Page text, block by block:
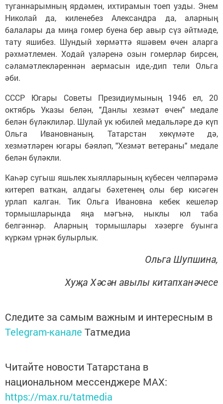
туганнарымның ярдәмен, ихтирамын тоеп узды. Энем
Николай да, киленебез Александра да, аларның
балалары да миңа гомер буена бер авыр сүз әйтмәде,
тату яшибез. Шундый хөрмәттә яшәвем өчен аларга
рәхмәтлемен. Ходай үзләренә озын гомерләр бирсен,
сәламәтлекләреннән аермасын иде,-дип тели Ольга
әби.
СССР Югары Советы Президиумының 1946 ел, 20
октябрь Указы белән, "Данлы хезмәт өчен" медале
белән бүләклиләр. Шулай ук юбилей медальләре дә күп
Ольга Ивановнаның. Татарстан хөкүмәте дә,
хезмәтләрен югары бәяләп, "Хезмәт ветераны" медале
белән бүләкли.
Каһәр сугыш яшьлек хыялларының күбесен челпәрәмә
китереп ваткан, алдагы бәхетенең олы бер кисәген
урлап калган. Тик Ольга Ивановна кебек кешеләр
тормышларында яңа мәгънә, ныклы юл таба
белгәннәр. Аларның тормышлары хәзерге буынга
күркәм үрнәк булырлык.
Ольга Шупшина,
Хуҗа Хәсән авылы китапханәчесе
Следите за самым важным и интересным в
Telegram-канале Татмедиа
Читайте новости Татарстана в
национальном мессенджере MАХ:
https://max.ru/tatmedia